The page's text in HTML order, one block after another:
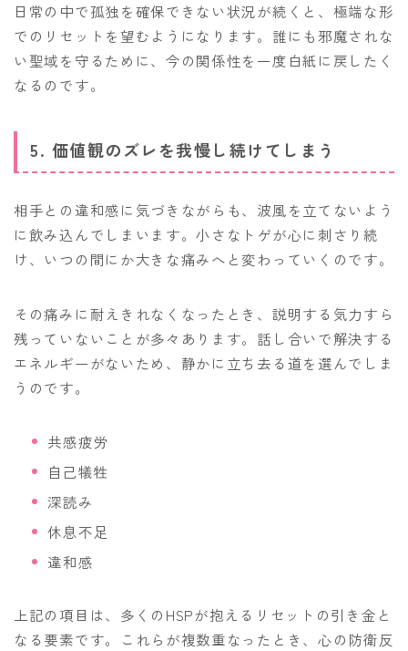
日常の中で孤独を確保できない状況が続くと、極端な形
でのリセットを望むようになります。誰にも邪魔されな
い聖域を守るために、今の関係性を一度白紙に戻したく
なるのです。
5. 価値観のズレを我慢し続けてしまう
相手との違和感に気づきながらも、波風を立てないよう
に飲み込んでしまいます。小さなトゲが心に刺さり続
け、いつの間にか大きな痛みへと変わっていくのです。
その痛みに耐えきれなくなったとき、説明する気力すら
残っていないことが多々あります。話し合いで解決する
エネルギーがないため、静かに立ち去る道を選んでしま
うのです。
共感疲労
自己犠牲
深読み
休息不足
違和感
上記の項目は、多くのHSPが抱えるリセットの引き金と
なる要素です。これらが複数重なったとき、心の防衛反